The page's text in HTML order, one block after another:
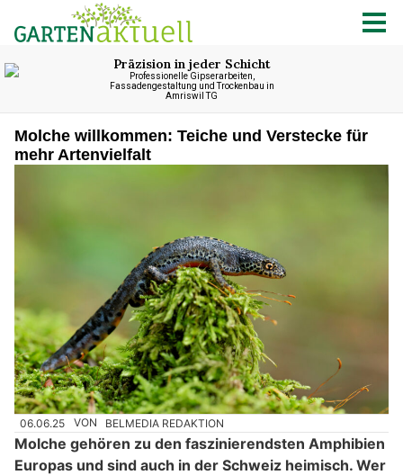
Molche willkommen: Teiche und Verstecke für
mehr Artenvielfalt
06.06.25 VON BELMEDIA REDAKTION
Molche gehören zu den faszinierendsten Amphibien
Europas und sind auch in der Schweiz heimisch. Wer